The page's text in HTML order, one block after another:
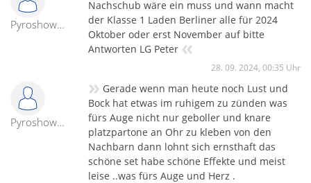
Pyroshowmaster
Nachschub wäre ein muss und wann macht
der Klasse 1 Laden Berliner alle für 2024
Oktober oder erst November auf bitte
Antworten LG Peter «
28. 09. 2024, 00:35 Uhr
Pyroshowmaster
» Gerade wenn man heute noch Lust und
Bock hat etwas im ruhigem zu zünden was
fürs Auge nicht nur geboller und knare
platzpartone an Ohr zu kleben von den
Nachbarn dann lohnt sich ernsthaft das
schöne set habe schöne Effekte und meist
leise ..was fürs Auge und Herz .